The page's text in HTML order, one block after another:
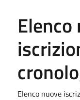
Elenco nuove